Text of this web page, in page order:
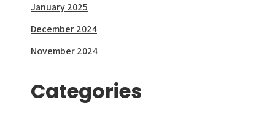
January 2025
December 2024
November 2024
Categories